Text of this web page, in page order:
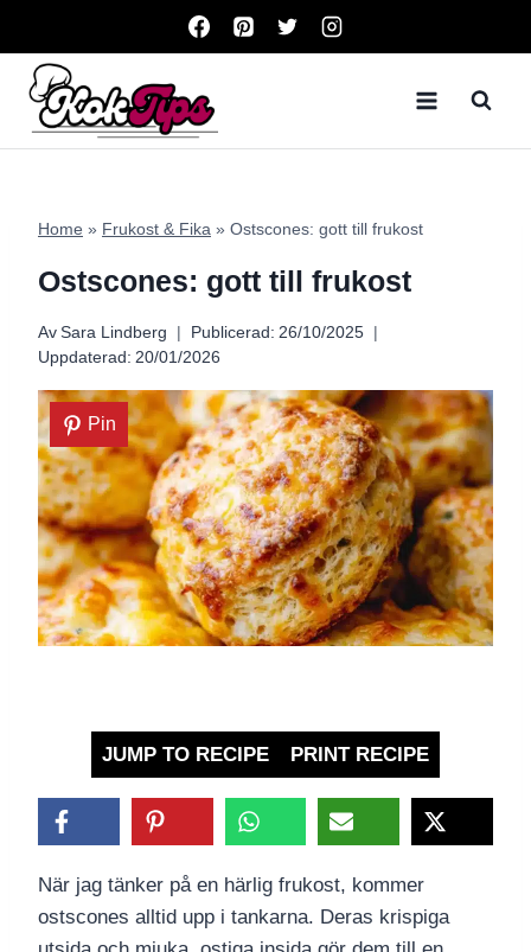
content
Home » Frukost & Fika » Ostscones: gott till frukost
Ostscones: gott till frukost
Av Sara Lindberg Publicerad: 26/10/2025
Uppdaterad: 20/01/2026
Pin
JUMP TO RECIPE PRINT RECIPE
När jag tänker på en härlig frukost, kommer
ostscones alltid upp i tankarna. Deras krispiga